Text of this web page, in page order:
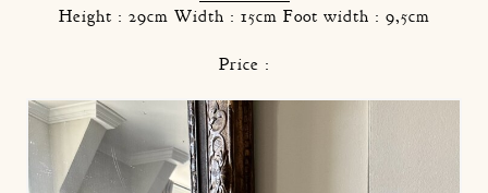
Height : 29cm Width : 15cm Foot width : 9,5cm
Price :